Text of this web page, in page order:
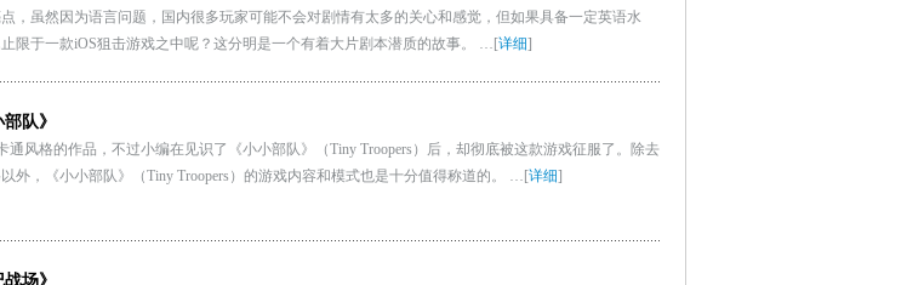
，虽然因为语言问题，国内很多玩家可能不会对剧情有太多的关心和感觉，但如果具备一定英语水
限于一款iOS狙击游戏之中呢？这分明是一个有着大片剧本潜质的故事。 … [详细]
队》
风格的作品，不过小编在见识了《小小部队》（Tiny Troopers）后，却彻底被这款游戏征服了。除去
外，《小小部队》（Tiny Troopers）的游戏内容和模式也是十分值得称道的。 … [详细]
场》